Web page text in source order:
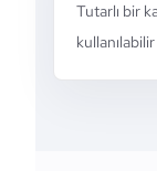
Tutarlı bir